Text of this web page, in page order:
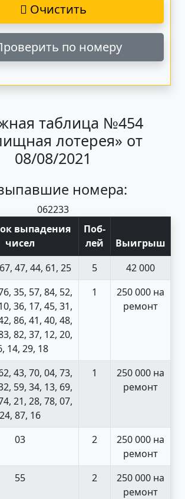
Очистить
по номеру
таблица №454
лотерея» от
08/08/2021
номера:
062233
выпадения
чисел
Поб-
лей
Выигрыш
47, 44, 61, 25 5
42 000
35, 57, 84, 52,
36, 17, 45, 31,
86, 41, 40, 48,
82, 37, 12, 20,
14, 29, 18
1
250 000 на
ремонт
43, 70, 04, 73,
59, 34, 13, 69,
21, 28, 78, 07,
24, 87, 16
1
250 000 на
ремонт
03 2
250 000 на
ремонт
55 2
250 000 на
ремонт